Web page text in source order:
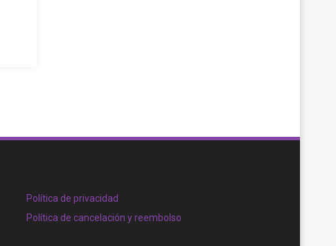
Política de privacidad
Política de cancelación y reembolso